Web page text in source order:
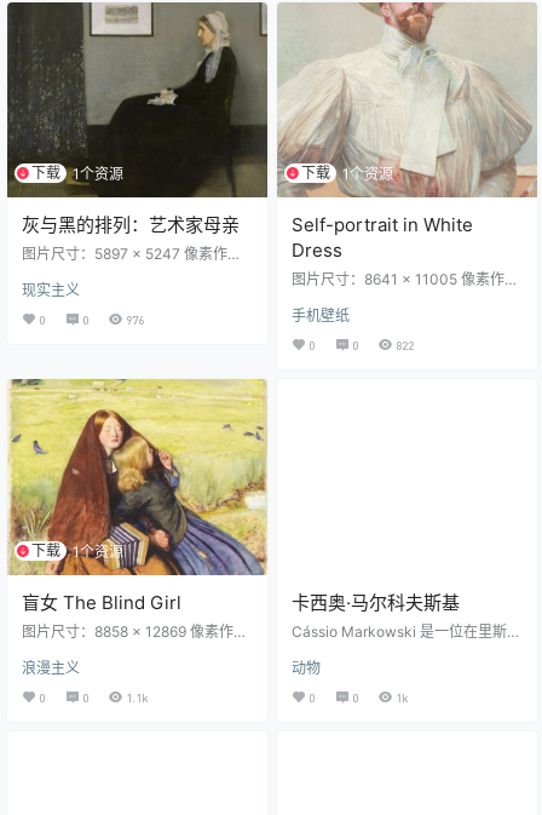
n（公有領域） 作品介绍 机器翻
译： 像伦勃朗和戈雅一样，文森特-
凡高经常以…
rt, London, UK实际尺寸：60 x 49 c
m版权信息：Public Domain（公有
領域） 在巴黎期间，他…
下载 1个资源
灰与黑的排列：艺术家母亲
图片尺寸：5897 × 5247 像素作品
ack No.1, Portrait of the Artist's Mo
ther中文名称：灰与黑的排列：艺术
家母亲创作者：詹姆斯·惠斯勒 Jam
质：布面油画现位于：Musée d'Ors
ay, …
现实主义
0 0 976
下载 1个资源
Self-portrait in White
Dress
图片尺寸：8641 × 11005 像素作品
创作者：Jacek Malczewski作品年
代：1914风格：新艺术运动体裁：
自画像版权信息：Public Domain
手机壁纸
0 0 822
下载 1个资源
盲女 The Blind Girl
图片尺寸：8858 × 12869 像素作品
女创作者：约翰·埃弗里特·米莱斯 Jo
hn Everett Millais创作年代：1856
风格：浪漫主义体裁：风俗画材
浪漫主义
0 0 1.1k
卡西奥·马尔科夫斯基
Cássio Markowski 是一位在里斯本
用类比和数字技术，通过旨在激发
联想的图画展开自传和虚构的叙
事。他创作的概念图像探索视觉语
动物
0 0 1k